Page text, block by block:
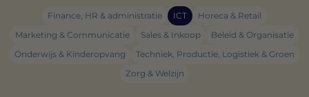
Finance, HR & administratie ICT
Horeca & Retail
Marketing & Communicatie
Sales & Inkoop
Beleid & Organisatie
Onderwijs & Kinderopvang
Techniek, Productie, Logistiek & Groen
Zorg & Welzijn